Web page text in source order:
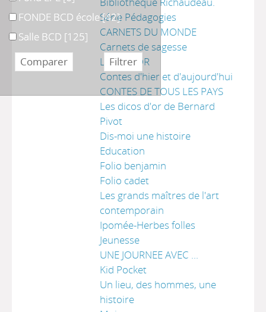
Série Pédagogies
CARNETS DU MONDE
Carnets de sagesse
LE CASTOR
Contes d'hier et d'aujourd'hui
CONTES DE TOUS LES PAYS
Les dicos d'or de Bernard
Pivot
Dis-moi une histoire
Education
Folio benjamin
Folio cadet
Les grands maîtres de l'art
contemporain
Ipomée-Herbes folles
Jeunesse
UNE JOURNEE AVEC ...
Kid Pocket
Un lieu, des hommes, une
histoire
FONDE BCD école
FONDE BCD école[42]
Salle BCD
Salle BCD [125]